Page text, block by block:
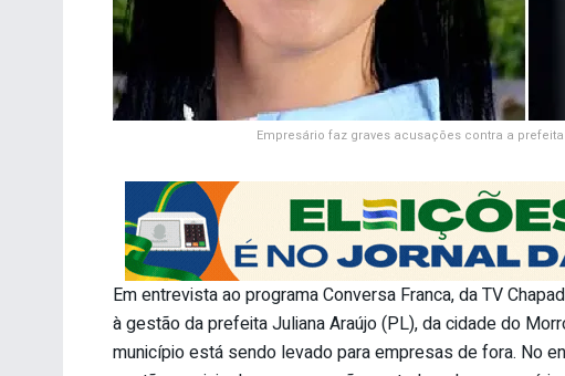
Empresário faz graves acusações contra a
Em entrevista ao programa Conversa Franca, da TV
à gestão da prefeita Juliana Araújo (PL), da cidade do
município está sendo levado para empresas de fora. No